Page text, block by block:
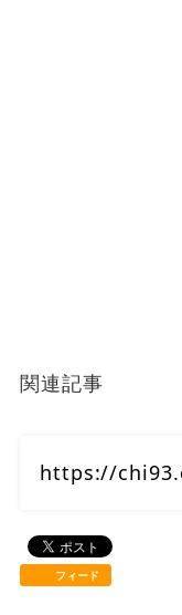
関連記事
https://
フィード